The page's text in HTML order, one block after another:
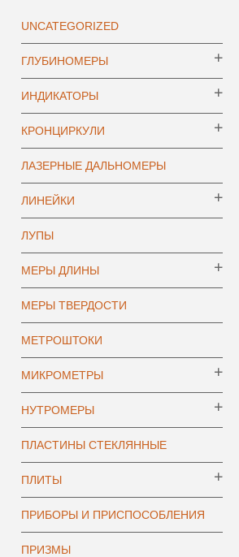
UNCATEGORIZED
ГЛУБИНОМЕРЫ
ИНДИКАТОРЫ
КРОНЦИРКУЛИ
ЛАЗЕРНЫЕ ДАЛЬНОМЕРЫ
ЛИНЕЙКИ
ЛУПЫ
МЕРЫ ДЛИНЫ
МЕРЫ ТВЕРДОСТИ
МЕТРОШТОКИ
МИКРОМЕТРЫ
НУТРОМЕРЫ
ПЛАСТИНЫ СТЕКЛЯННЫЕ
ПЛИТЫ
ПРИБОРЫ И ПРИСПОСОБЛЕНИЯ
ПРИЗМЫ